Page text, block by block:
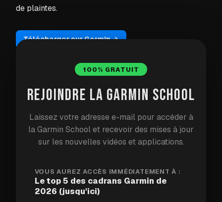
de plaintes.
Télécharger sur Garmin →
100% GRATUIT
REJOINDRE LA GARMIN SCHOOL
Laissez votre adresse e-mail pour accéder à
la Garmin School et recevoir des mises à jour
sur les nouvelles vidéos et applications.
VOUS AUREZ ACCÈS IMMÉDIATEMENT À :
Le top 5 des cadrans Garmin de
2026 (jusqu'ici)